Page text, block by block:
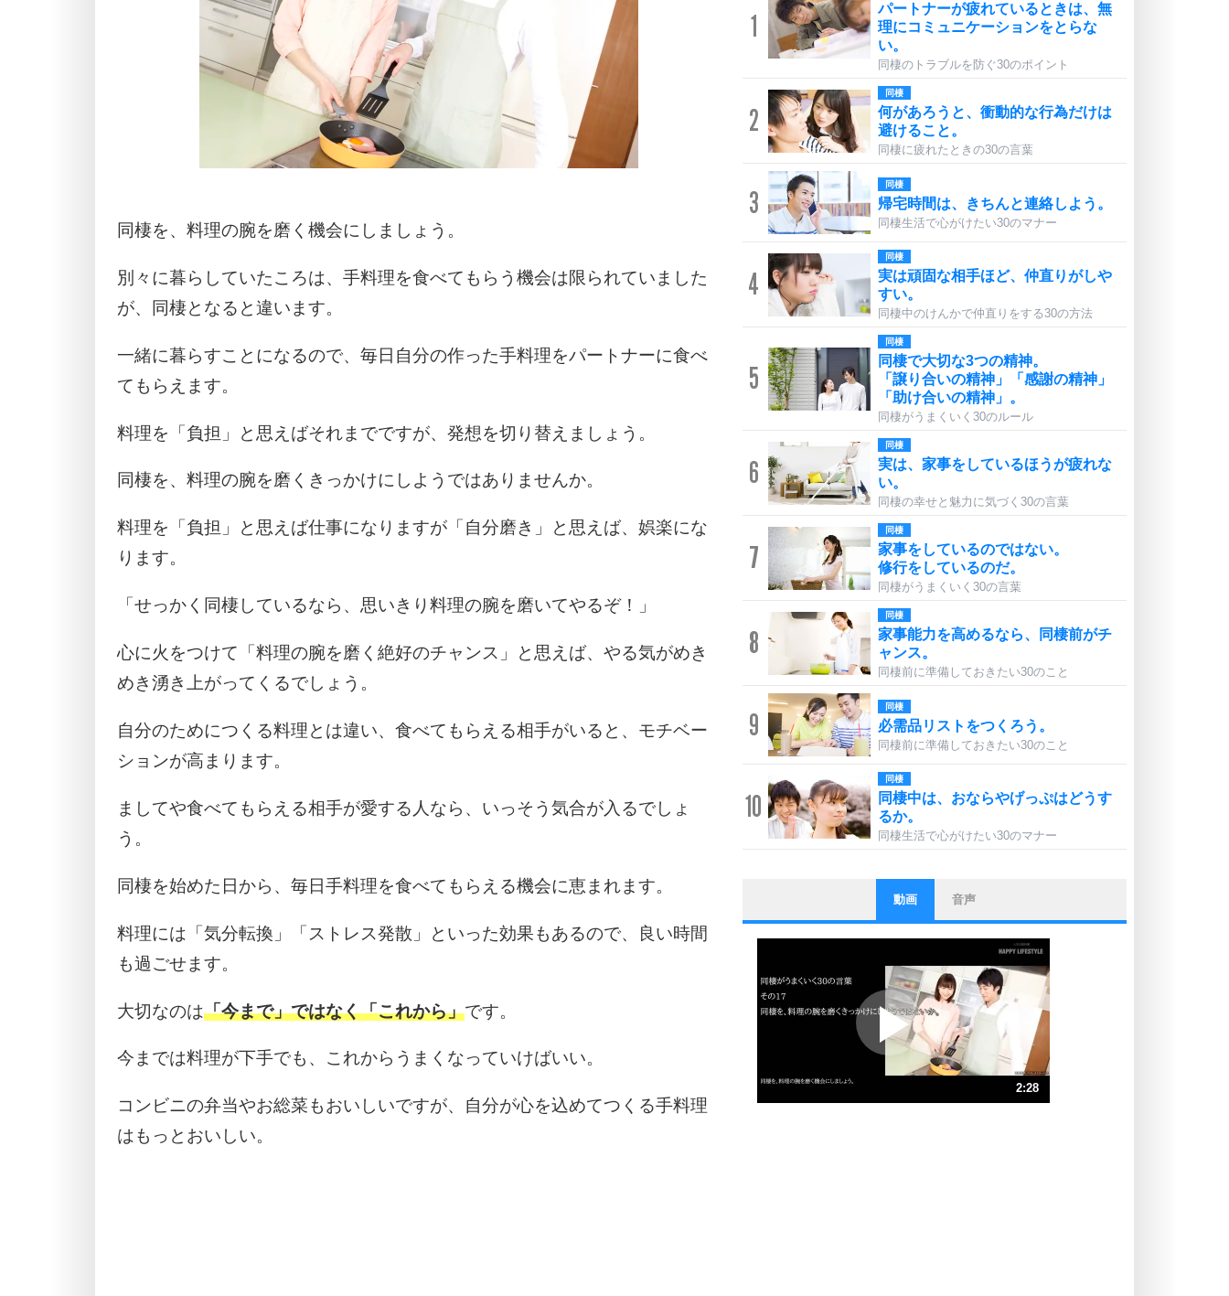
同棲を、料理の腕を磨く機会にしましょう。
別々に暮らしていたころは、手料理を食べてもらう機会は限られていました
が、同棲となると違います。
一緒に暮らすことになるので、毎日自分の作った手料理をパートナーに食べ
てもらえます。
料理を「負担」と思えばそれまでですが、発想を切り替えましょう。
同棲を、料理の腕を磨くきっかけにしようではありませんか。
料理を「負担」と思えば仕事になりますが「自分磨き」と思えば、娯楽にな
ります。
「せっかく同棲しているなら、思いきり料理の腕を磨いてやるぞ！」
心に火をつけて「料理の腕を磨く絶好のチャンス」と思えば、やる気がめき
めき湧き上がってくるでしょう。
自分のためにつくる料理とは違い、食べてもらえる相手がいると、モチベー
ションが高まります。
ましてや食べてもらえる相手が愛する人なら、いっそう気合が入るでしょ
う。
同棲を始めた日から、毎日手料理を食べてもらえる機会に恵まれます。
料理には「気分転換」「ストレス発散」といった効果もあるので、良い時間
も過ごせます。
大切なのは「今まで」ではなく「これから」です。
今までは料理が下手でも、これからうまくなっていけばいい。
コンビニの弁当やお総菜もおいしいですが、自分が心を込めてつくる手料理
はもっとおいしい。
1
パートナーが疲れているときは、無
理にコミュニケーションをとらな
い。
同棲のトラブルを防ぐ30のポイント
2
同棲
何があろうと、衝動的な行為だけは
避けること。
同棲に疲れたときの30の言葉
3
同棲
帰宅時間は、きちんと連絡しよう。
同棲生活で心がけたい30のマナー
4
同棲
実は頑固な相手ほど、仲直りがしや
すい。
同棲中のけんかで仲直りをする30の方法
5
同棲
同棲で大切な3つの精神。
「譲り合いの精神」「感謝の精神」
「助け合いの精神」。
同棲がうまくいく30のルール
6
同棲
実は、家事をしているほうが疲れな
い。
同棲の幸せと魅力に気づく30の言葉
7
同棲
家事をしているのではない。
修行をしているのだ。
同棲がうまくいく30の言葉
8
同棲
家事能力を高めるなら、同棲前がチ
ャンス。
同棲前に準備しておきたい30のこと
9
同棲
必需品リストをつくろう。
同棲前に準備しておきたい30のこと
10
同棲
同棲中は、おならやげっぷはどうす
るか。
同棲生活で心がけたい30のマナー
1
ストレス対策
他人と比べない。
いっそのこと、他人を見ない。
プラス思考
ポジティブになれない原因は、行動
しないから。
ポジティブ思考になる30の方法
3
ストレス対策
動画 音声
2:28